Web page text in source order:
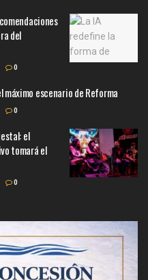
del
0
máximo escenario de Reforma
0
el
tomará el
0